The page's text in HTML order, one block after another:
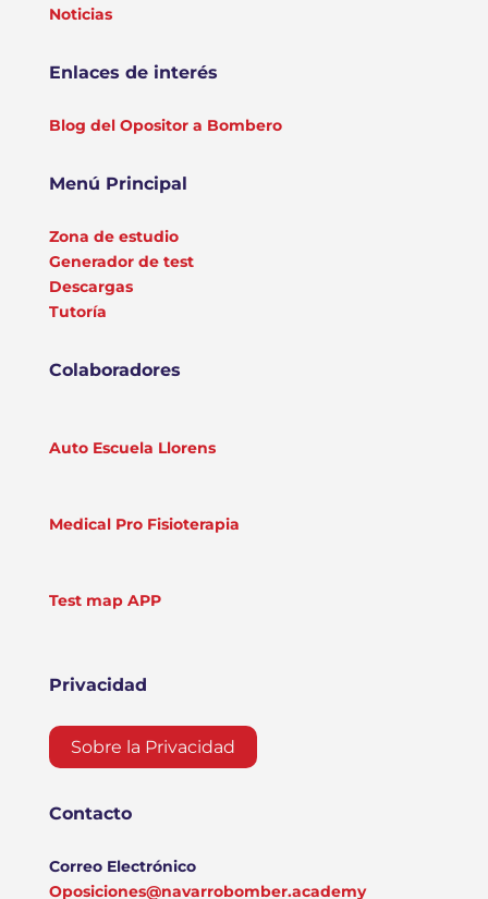
Noticias
Enlaces de interés
Blog del Opositor a Bombero
Menú Principal
Zona de estudio
Generador de test
Descargas
Tutoría
Colaboradores
Auto Escuela Llorens
Medical Pro Fisioterapia
Test map APP
Privacidad
Sobre la Privacidad
Contacto
Correo Electrónico
Oposiciones@navarrobomber.academy